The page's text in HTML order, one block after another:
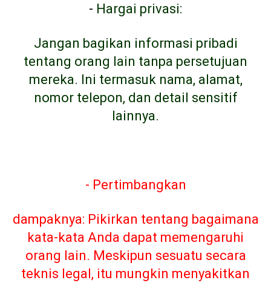
- Hargai privasi:
Jangan bagikan informasi pribadi
tentang orang lain tanpa persetujuan
mereka. Ini termasuk nama, alamat,
nomor telepon, dan detail sensitif
lainnya.
- Pertimbangkan
dampaknya: Pikirkan tentang bagaimana
kata-kata Anda dapat memengaruhi
orang lain. Meskipun sesuatu secara
teknis legal, itu mungkin menyakitkan